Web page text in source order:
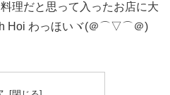
理だと思って入ったお店に大
Hoi わっほいヾ(＠⌒▽⌒＠)